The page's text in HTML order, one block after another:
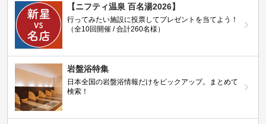
【ニフティ温泉 百名湯2026】
行ってみたい施設に投票してプレゼントを当てよう！
（全10回開催 / 合計260名様）
岩盤浴特集
日本全国の岩盤浴情報だけをピックアップ。まとめて
検索！